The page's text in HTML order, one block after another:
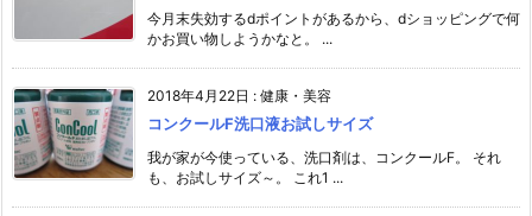
今月末失効するdポイントがあるから、dショッピングで何
かお買い物しようかなと。 ...
2018年4月22日 : 健康・美容
コンクールF洗口液お試しサイズ
我が家が今使っている、洗口剤は、コンクールF。 それ
も、お試しサイズ～。 これ1 ...